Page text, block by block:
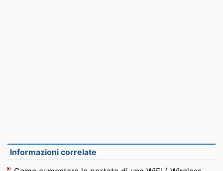
Informazioni correlate